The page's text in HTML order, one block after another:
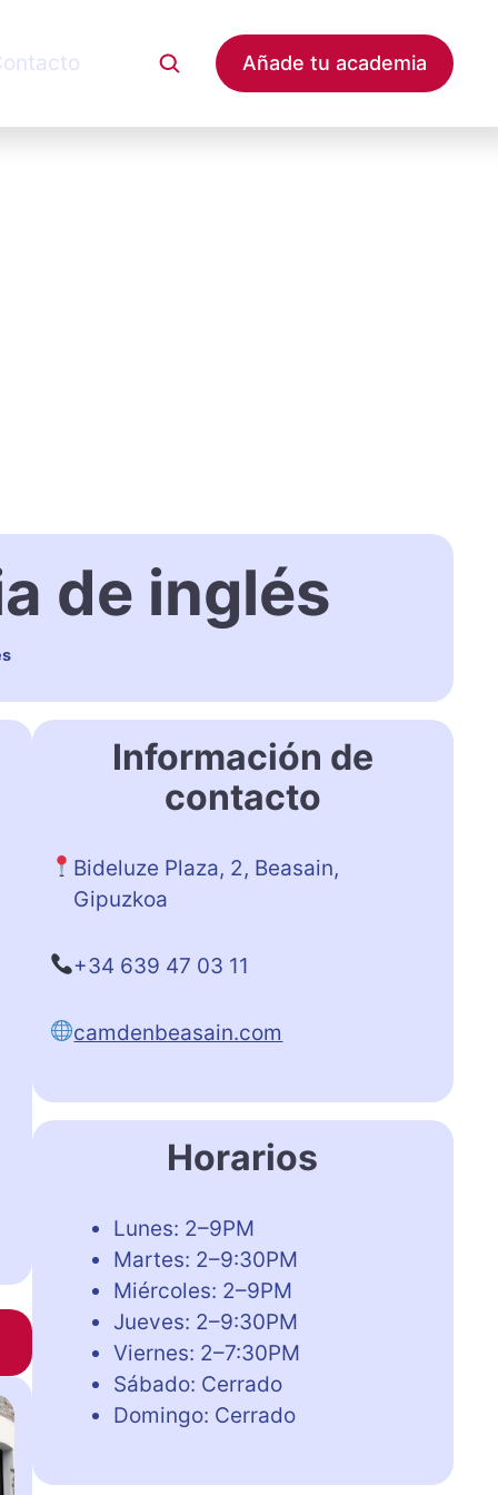
Añade tu academia
de inglés
Información de
contacto
Bideluze Plaza, 2, Beasain,
Gipuzkoa
+34 639 47 03 11
camdenbeasain.com
Horarios
Lunes: 2–9PM
Martes: 2–9:30PM
Miércoles: 2–9PM
Jueves: 2–9:30PM
Viernes: 2–7:30PM
Sábado: Cerrado
Domingo: Cerrado